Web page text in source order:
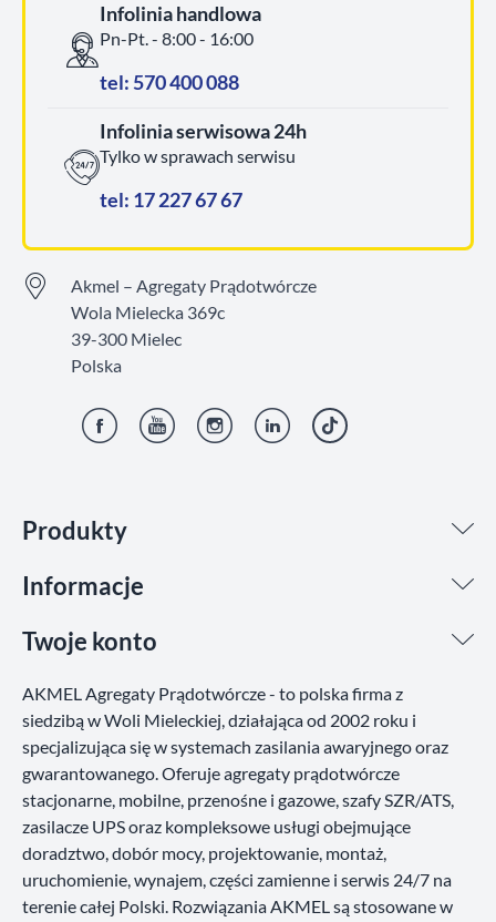
Produkty
Informacje
Twoje konto
Infolinia handlowa
Pn-Pt. - 8:00 - 16:00
tel: 570 400 088
Infolinia serwisowa 24h
Tylko w sprawach serwisu
tel: 17 227 67 67
Akmel – Agregaty Prądotwórcze
Wola Mielecka 369c
39-300 Mielec
Polska
AKMEL Agregaty Prądotwórcze - to polska firma z
siedzibą w Woli Mieleckiej, działająca od 2002 roku i
specjalizująca się w systemach zasilania awaryjnego oraz
gwarantowanego. Oferuje agregaty prądotwórcze
stacjonarne, mobilne, przenośne i gazowe, szafy SZR/ATS,
zasilacze UPS oraz kompleksowe usługi obejmujące
doradztwo, dobór mocy, projektowanie, montaż,
uruchomienie, wynajem, części zamienne i serwis 24/7 na
terenie całej Polski. Rozwiązania AKMEL są stosowane w